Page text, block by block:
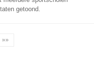
getoond.
»»